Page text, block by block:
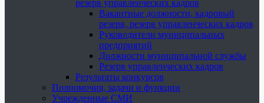
резерв управленческих кадров
Вакантные должности, кадровый
резерв, резерв управленческих кадров
Руководители муниципальных
предприятий
Должности муниципальной службы
Резерв управленческих кадров
Результаты конкурсов
Полномочия, задачи и функции
Учрежденные СМИ